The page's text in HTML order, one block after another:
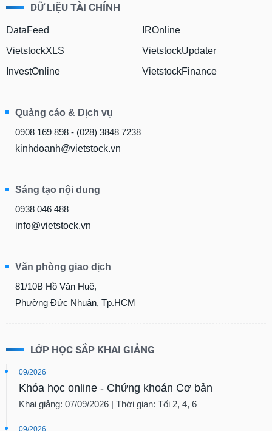
DỮ LIỆU TÀI CHÍNH
DataFeed
VietstockXLS
InvestOnline
IROnline
VietstockUpdater
VietstockFinance
Quảng cáo & Dịch vụ
0908 169 898 - (028) 3848 7238
kinhdoanh@vietstock.vn
Sáng tạo nội dung
0938 046 488
info@vietstock.vn
Văn phòng giao dịch
81/10B Hồ Văn Huê,
Phường Đức Nhuận, Tp.HCM
LỚP HỌC SẮP KHAI GIẢNG
09/2026
Khóa học online - Chứng khoán Cơ bản
Khai giảng: 07/09/2026 | Thời gian: Tối 2, 4, 6
09/2026